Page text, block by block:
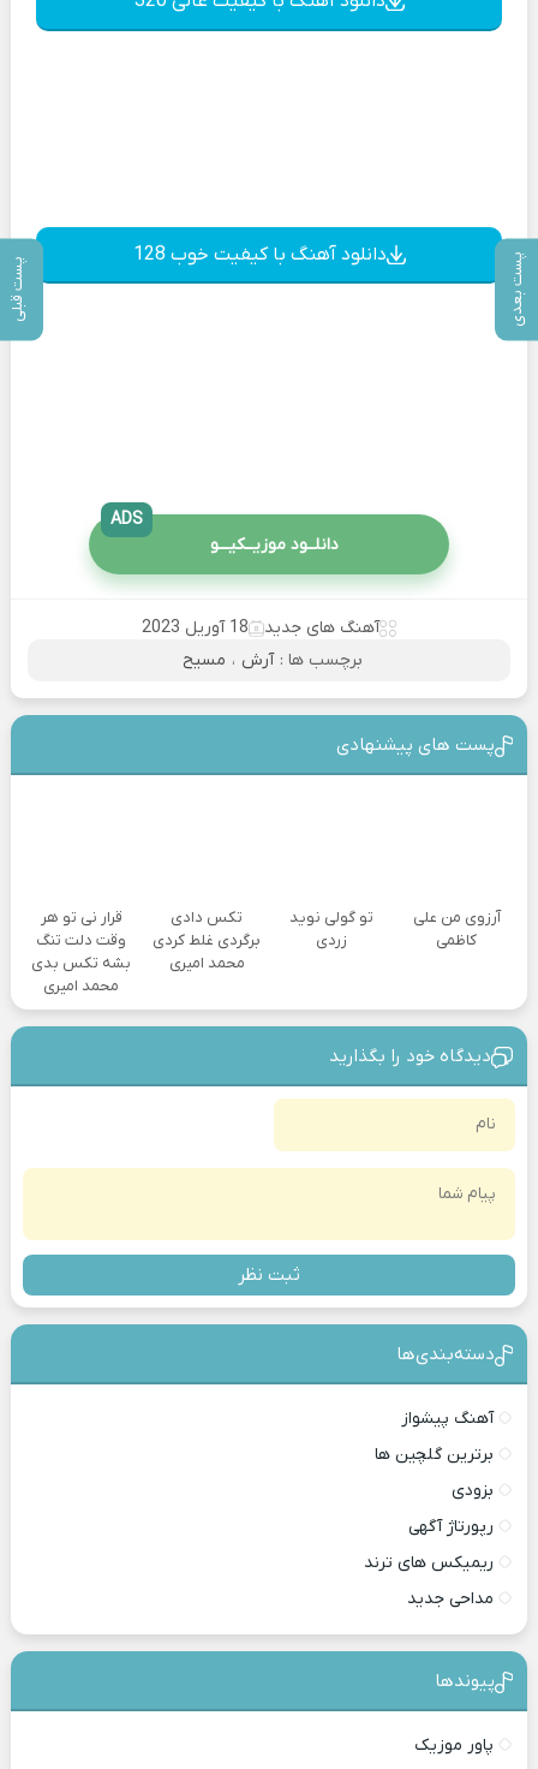
پست بعدی پست قبلی
دانلود آهنگ با کیفیت خوب 128
دانلــود موزیــکیـــو
ADS
آهنگ های جدید
18 آوریل 2023
برچسب ها : آرش ، مسیح
پست های پیشنهادی
آرزوی من علی
کاظمی
تو گولی نوید
زردی
تکس دادی
برگردی غلط کردی
محمد امیری
قرار نی تو هر
وقت دلت تنگ
بشه تکس بدی
محمد امیری
دیدگاه خود را بگذارید
ثبت نظر
دسته‌بندی‎‌‌ها
آهنگ پیشواز
برترین گلچین ها
بزودی
رپورتاژ آگهی
ریمیکس های ترند
مداحی جدید
پیوندها
پاور موزیک